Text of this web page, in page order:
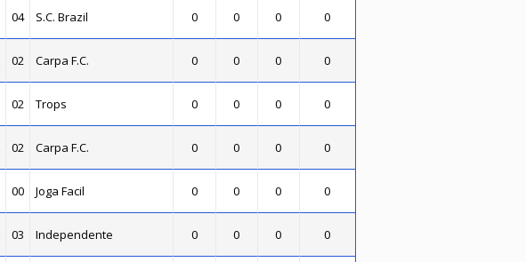
04 S.C. Brazil 0 0 0 0
02 Carpa F.C. 0 0 0 0
02 Trops 0 0 0 0
02 Carpa F.C. 0 0 0 0
00 Joga Facil 0 0 0 0
03 Independente 0 0 0 0